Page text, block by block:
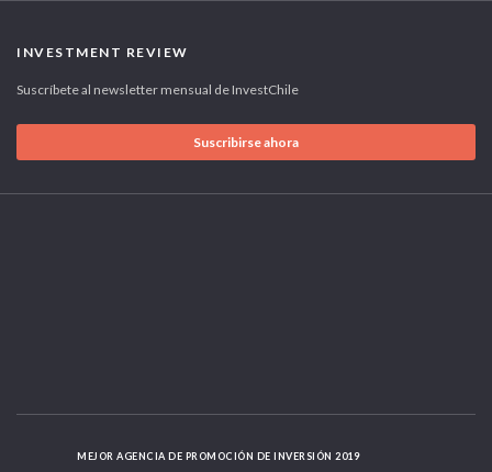
INVESTMENT REVIEW
Suscríbete al newsletter mensual de InvestChile
Suscribirse ahora
MEJOR AGENCIA DE PROMOCIÓN DE INVERSIÓN 2019